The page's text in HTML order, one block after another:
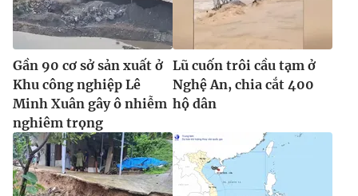
Gần 90 cơ sở sản xuất ở
Khu công nghiệp Lê
Minh Xuân gây ô nhiễm
nghiêm trọng
Lũ cuốn trôi cầu tạm ở
Nghệ An, chia cắt 400
hộ dân